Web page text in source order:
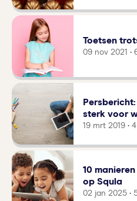
Toetsen
09 nov 2021 •
Persbericht:
sterk voor
19 mrt 2019 •
10
op Squla
02 jan 2025 •